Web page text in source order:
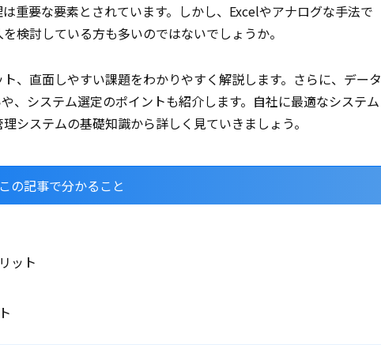
重要な要素とされています。しかし、Excelやアナログな手法で
検討している方も多いのではないでしょうか。
、直面しやすい課題をわかりやすく解説します。さらに、データ
、システム選定のポイントも紹介します。自社に最適なシステム
システムの基礎知識から詳しく見ていきましょう。
この記事で分かること
ット